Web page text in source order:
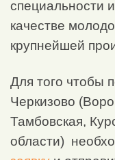
специальности
качестве
крупнейшей
Для того чтобы
Черкизово
Тамбовская,
области)